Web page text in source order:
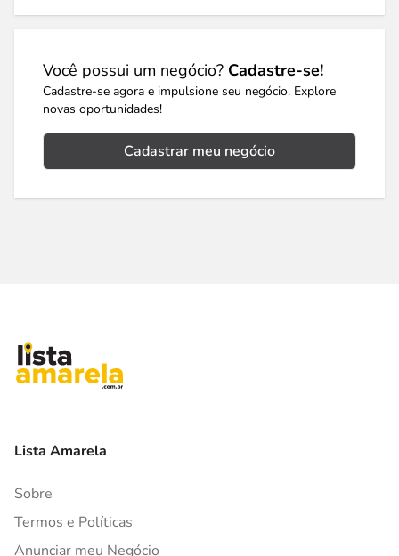
Você possui um negócio? Cadastre-se!
Cadastre-se agora e impulsione seu negócio. Explore
novas oportunidades!
Cadastrar meu negócio
Lista Amarela
Sobre
Termos e Políticas
Anunciar meu Negócio